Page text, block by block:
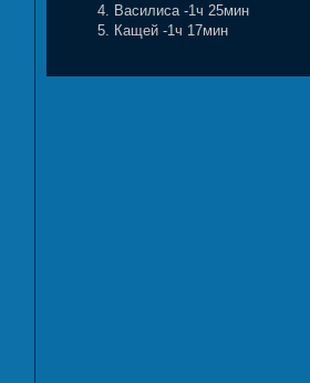
Василиса -1ч 25мин
Кащей -1ч 17мин